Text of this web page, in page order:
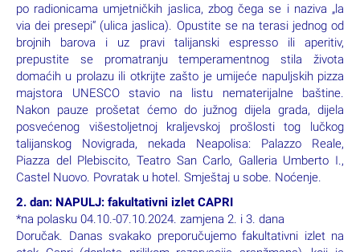
Sastanak putnika u Zračnoj luci Zagreb dva sata prije polaska
zrakoplova kod kioska Tiska. Let zrakoplovom za Napulj u
11:45 sati na liniji Ryanair. Po dolasku u Napulj u 13:10
ukrcavamo se u autobus i odlazak prema hotelu. Prtljagu
ostavljamo u prostoriji hotela za čuvanje prtljage i odlazimo u
razgled grada pješice. Kako bi doživjeli taj bučni, kaotični, pun
života i nepredvidiv grad velikih kontrasta koji vas zasigurno
neće ostaviti ravnodušnima, istražit ćemo zajedno njegovu
povijesnu jezgru koja se cijela nalazi pod zaštitom UNESCO-a:
Katedrala Marijina Uznesenja, uvijek živopisni decumanusi Via
dei Tribunali i Spaccanapoli s pizzerijama poznatih napuljskih
obitelji, barovima, odličnim slastičarnicama, zanimljivim
dućanima te nezaobilazna Via San Gregorio Armeno, poznata
po radionicama umjetničkih jaslica, zbog čega se i naziva „la
via dei presepi“ (ulica jaslica). Opustite se na terasi jednog od